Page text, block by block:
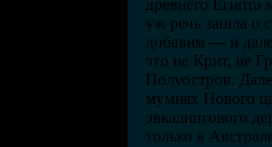
древнего
уж речь зашла о
добавим — и
это не Крит, не
Полуостров.
мумиях Нового
эвкалиптового
только в